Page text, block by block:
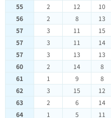
55
2 12 10
56
2 8 13
57
3 11 15
57
3 11 14
57
3 13 13
60
2 14 8
61
1 9 8
62
3 15 12
63
2 6 14
64
1 5 11